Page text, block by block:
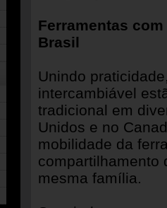
Ferramentas
Brasil
Unindo
intercambiável
tradicional em
Unidos e no
mobilidade da
compartilhamento
mesma família.